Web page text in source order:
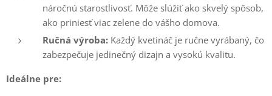
náročnú starostlivosť. Môže slúžiť ako skvelý spôsob,
ako priniesť viac zelene do vášho domova.
Ručná výroba: Každý kvetináč je ručne vyrábaný, čo
zabezpečuje jedinečný dizajn a vysokú kvalitu.
Ideálne pre: